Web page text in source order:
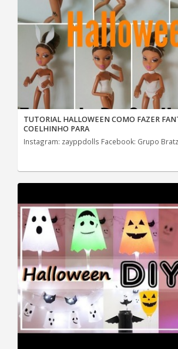
TUTORIAL HALLOWEEN COMO FAZER
COELHINHO PARA
Instagram: zayppdolls Facebook: Grupo